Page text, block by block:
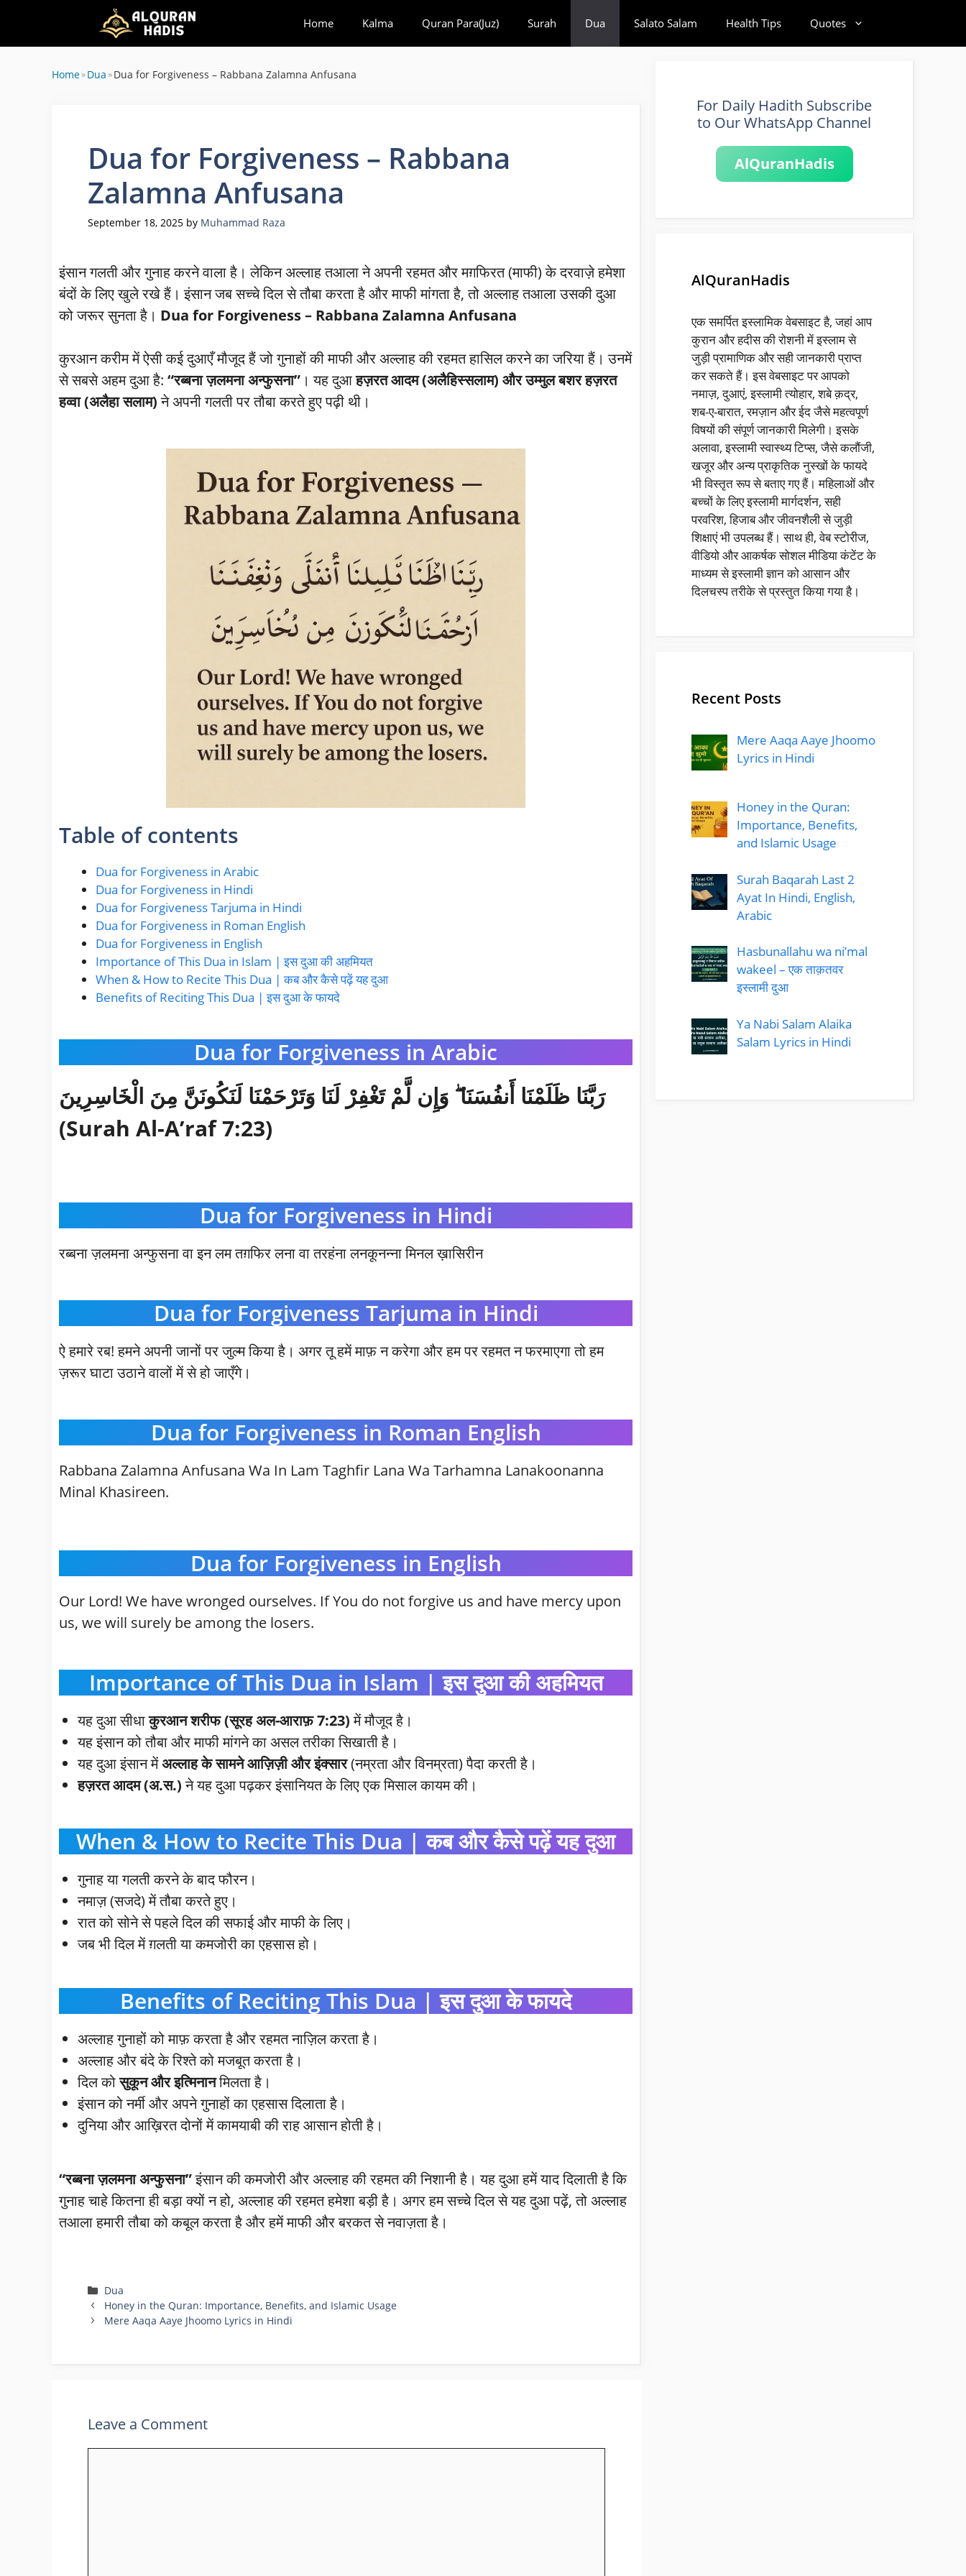
content
Home Kalma Quran Para(Juz) Surah Dua Salato Salam Health Tips Quotes
Home»Dua »Dua for Forgiveness – Rabbana Zalamna Anfusana
Dua for Forgiveness – Rabbana
Zalamna Anfusana
September 18, 2025 by Muhammad Raza
इंसान गलती और गुनाह करने वाला है। लेकिन अल्लाह तआला ने अपनी रहमत और मग़फिरत (माफी) के दरवाज़े हमेशा
बंदों के लिए खुले रखे हैं। इंसान जब सच्चे दिल से तौबा करता है और माफी मांगता है, तो अल्लाह तआला उसकी दुआ
को जरूर सुनता है। Dua for Forgiveness – Rabbana Zalamna Anfusana
कुरआन करीम में ऐसी कई दुआएँ मौजूद हैं जो गुनाहों की माफी और अल्लाह की रहमत हासिल करने का जरिया हैं। उनमें
से सबसे अहम दुआ है: “रब्बना ज़लमना अन्फुसना” । यह दुआहज़रत आदम (अलैहिस्सलाम) और उम्मुल बशर हज़रत
हव्वा (अलैहा सलाम)ने अपनी गलती पर तौबा करते हुए पढ़ी थी।
Table of contents
Dua for Forgiveness in Arabic
Dua for Forgiveness in Hindi
Dua for Forgiveness Tarjuma in Hindi
Dua for Forgiveness in Roman English
Dua for Forgiveness in English
Importance of This Dua in Islam | इस दुआ की अहमियत
When & How to Recite This Dua | कब और कैसे पढ़ें यह दुआ
Benefits of Reciting This Dua | इस दुआ के फायदे
Dua for Forgiveness in Arabic
رَبَّنَا ظَلَمْنَا أَنفُسَنَا ۖ وَإِن لَّمْ تَغْفِرْ لَنَا وَتَرْ‌حَمْنَا لَنَكُونَنَّ مِنَ الْخَاسِرِينَ
(Surah Al-A’raf 7:23)
Dua for Forgiveness in Hindi
रब्बना ज़लमना अन्फुसना वा इन लम तग़फिर लना वा तरहंना लनकूनन्ना मिनल ख़ासिरीन
Dua for Forgiveness Tarjuma in Hindi
ऐ हमारे रब! हमने अपनी जानों पर जुल्म किया है। अगर तू हमें माफ़ न करेगा और हम पर रहमत न फरमाएगा तो हम
ज़रूर घाटा उठाने वालों में से हो जाएँगे।
Dua for Forgiveness in Roman English
Rabbana Zalamna Anfusana Wa In Lam Taghfir Lana Wa Tarhamna Lanakoonanna
Minal Khasireen.
Dua for Forgiveness in English
Our Lord! We have wronged ourselves. If You do not forgive us and have mercy upon
us, we will surely be among the losers.
Importance of This Dua in Islam | इस दुआ की अहमियत
यह दुआ सीधाकुरआन शरीफ (सूरह अल-आराफ़ 7:23)में मौजूद है।
यह इंसान को तौबा और माफी मांगने का असल तरीका सिखाती है।
यह दुआ इंसान मेंअल्लाह के सामने आज़िज़ी और इंक्सार(नम्रता और विनम्रता) पैदा करती है।
हज़रत आदम (अ.स.)ने यह दुआ पढ़कर इंसानियत के लिए एक मिसाल कायम की।
When & How to Recite This Dua | कब और कैसे पढ़ें यह दुआ
गुनाह या गलती करने के बाद फौरन।
नमाज़ (सजदे) में तौबा करते हुए।
रात को सोने से पहले दिल की सफाई और माफी के लिए।
जब भी दिल में ग़लती या कमजोरी का एहसास हो।
Benefits of Reciting This Dua | इस दुआ के फायदे
अल्लाह गुनाहों को माफ़ करता है और रहमत नाज़िल करता है।
अल्लाह और बंदे के रिश्ते को मजबूत करता है।
दिल कोसुकून और इत्मिनानमिलता है।
इंसान को नर्मी और अपने गुनाहों का एहसास दिलाता है।
दुनिया और आख़िरत दोनों में कामयाबी की राह आसान होती है।
“रब्बना ज़लमना अन्फुसना”इंसान की कमजोरी और अल्लाह की रहमत की निशानी है। यह दुआ हमें याद दिलाती है कि
गुनाह चाहे कितना ही बड़ा क्यों न हो, अल्लाह की रहमत हमेशा बड़ी है। अगर हम सच्चे दिल से यह दुआ पढ़ें, तो अल्लाह
तआला हमारी तौबा को कबूल करता है और हमें माफी और बरकत से नवाज़ता है।
Categories
Dua
Honey in the Quran: Importance, Benefits, and Islamic Usage
Mere Aaqa Aaye Jhoomo Lyrics in Hindi
Leave a Comment
For Daily Hadith Subscribe
to Our WhatsApp Channel
AlQuranHadis
AlQuranHadis
एक समर्पित इस्लामिक वेबसाइट है, जहां आप
कुरान और हदीस की रोशनी में इस्लाम से
जुड़ी प्रामाणिक और सही जानकारी प्राप्त
कर सकते हैं। इस वेबसाइट पर आपको
नमाज़, दुआएं, इस्लामी त्योहार, शबे क़द्र,
शब-ए-बारात, रमज़ान और ईद जैसे महत्वपूर्ण
विषयों की संपूर्ण जानकारी मिलेगी। इसके
अलावा, इस्लामी स्वास्थ्य टिप्स, जैसे कलौंजी,
खजूर और अन्य प्राकृतिक नुस्खों के फायदे
भी विस्तृत रूप से बताए गए हैं। महिलाओं और
बच्चों के लिए इस्लामी मार्गदर्शन, सही
परवरिश, हिजाब और जीवनशैली से जुड़ी
शिक्षाएं भी उपलब्ध हैं। साथ ही, वेब स्टोरीज,
वीडियो और आकर्षक सोशल मीडिया कंटेंट के
माध्यम से इस्लामी ज्ञान को आसान और
दिलचस्प तरीके से प्रस्तुत किया गया है।
Recent Posts
Mere Aaqa Aaye Jhoomo
Lyrics in Hindi
Honey in the Quran:
Importance, Benefits,
and Islamic Usage
Surah Baqarah Last 2
Ayat In Hindi, English,
Arabic
Hasbunallahu wa ni’mal
wakeel – एक ताक़तवर
इस्लामी दुआ
Ya Nabi Salam Alaika
Salam Lyrics in Hindi